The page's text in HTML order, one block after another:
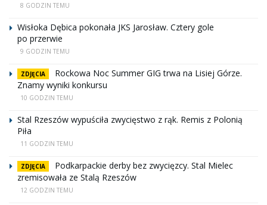
8 GODZIN TEMU
Wisłoka Dębica pokonała JKS Jarosław. Cztery gole
po przerwie
9 GODZIN TEMU
ZDJĘCIA
Rockowa Noc Summer GIG trwa na Lisiej Górze.
Znamy wyniki konkursu
10 GODZIN TEMU
Stal Rzeszów wypuściła zwycięstwo z rąk. Remis z Polonią
Piła
11 GODZIN TEMU
ZDJĘCIA
Podkarpackie derby bez zwycięzcy. Stal Mielec
zremisowała ze Stalą Rzeszów
12 GODZIN TEMU